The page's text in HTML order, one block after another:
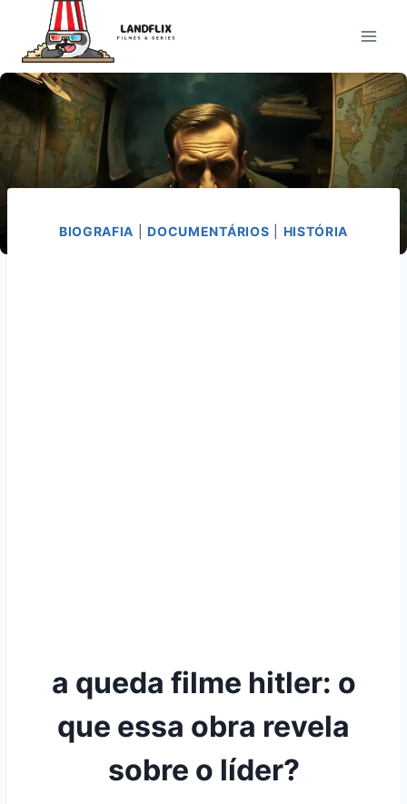
Conteúdo
BIOGRAFIA |DOCUMENTÁRIOS HISTÓRIA
a queda filme hitler: o
que essa obra revela
sobre o líder?